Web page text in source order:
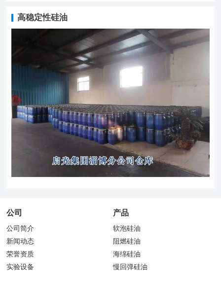
高稳定性硅油
公司
公司简介
新闻动态
荣誉资质
实验设备
产品
软泡硅油
阻燃硅油
海绵硅油
慢回弹硅油